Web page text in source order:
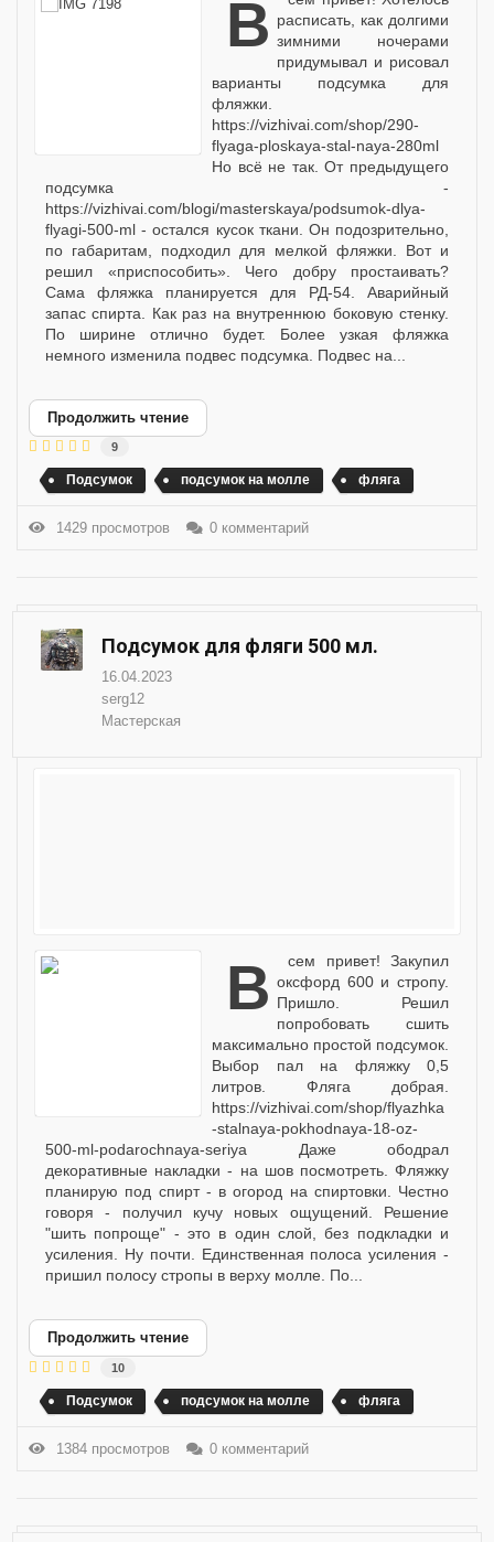
Всем привет! Хотелось расписать, как долгими
зимними ночерами
придумывал и рисовал
варианты подсумка для
фляжки.
https://vizhivai.com/shop/290-
flyaga-ploskaya-stal-naya-280ml
Но всё не так. От предыдущего
подсумка -
https://vizhivai.com/blogi/masterskaya/podsumok-dlya-
flyagi-500-ml - остался кусок ткани. Он подозрительно,
по габаритам, подходил для мелкой фляжки. Вот и
решил «приспособить». Чего добру простаивать?
Сама фляжка планируется для РД-54. Аварийный
запас спирта. Как раз на внутреннюю боковую стенку.
По ширине отлично будет. Более узкая фляжка
немного изменила подвес подсумка. Подвес на...
Продолжить чтение
9
Подсумок подсумок на молле фляга
1429 просмотров 0 комментарий
Подсумок для фляги 500 мл.
16.04.2023
serg12
Мастерская
Всем привет! Закупил оксфорд 600 и стропу.
Пришло. Решил
попробовать сшить
максимально простой подсумок.
Выбор пал на фляжку 0,5
литров. Фляга добрая.
https://vizhivai.com/shop/flyazhka
-stalnaya-pokhodnaya-18-oz-
500-ml-podarochnaya-seriya Даже ободрал
декоративные накладки - на шов посмотреть. Фляжку
планирую под спирт - в огород на спиртовки. Честно
говоря - получил кучу новых ощущений. Решение
"шить попроще" - это в один слой, без подкладки и
усиления. Ну почти. Единственная полоса усиления -
пришил полосу стропы в верху молле. По...
Продолжить чтение
10
Подсумок подсумок на молле фляга
1384 просмотров 0 комментарий